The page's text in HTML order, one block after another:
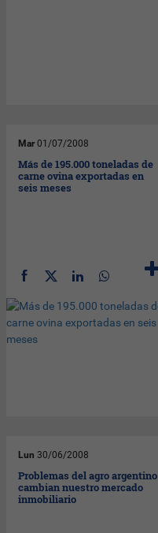
Mar 01/07/2008
Más de 195.000 toneladas de
carne ovina exportadas en
seis meses
Lun 30/06/2008
Problemas del agro argentino
cambian nuestro mercado
inmobiliario